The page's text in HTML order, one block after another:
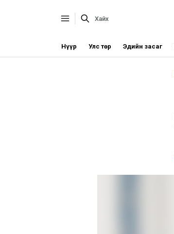
Нүүр Улс төр Эдийн засаг